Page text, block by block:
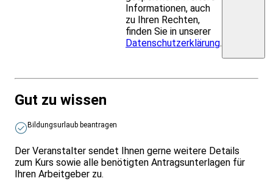
Informationen, auch
zu Ihren Rechten,
finden Sie in unserer
Datenschutzerklärung.
Gut zu wissen
Bildungsurlaub beantragen
Der Veranstalter sendet Ihnen gerne weitere Details
zum Kurs sowie alle benötigten Antragsunterlagen für
Ihren Arbeitgeber zu.